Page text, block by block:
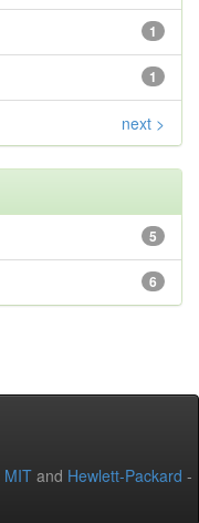
1
1
next >
5
6
MIT and Hewlett-Packard -